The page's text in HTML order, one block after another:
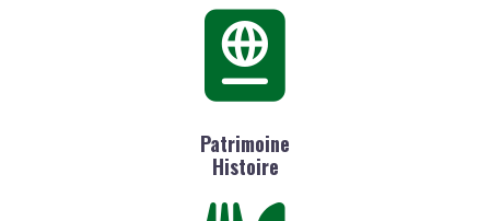
Patrimoine
Histoire